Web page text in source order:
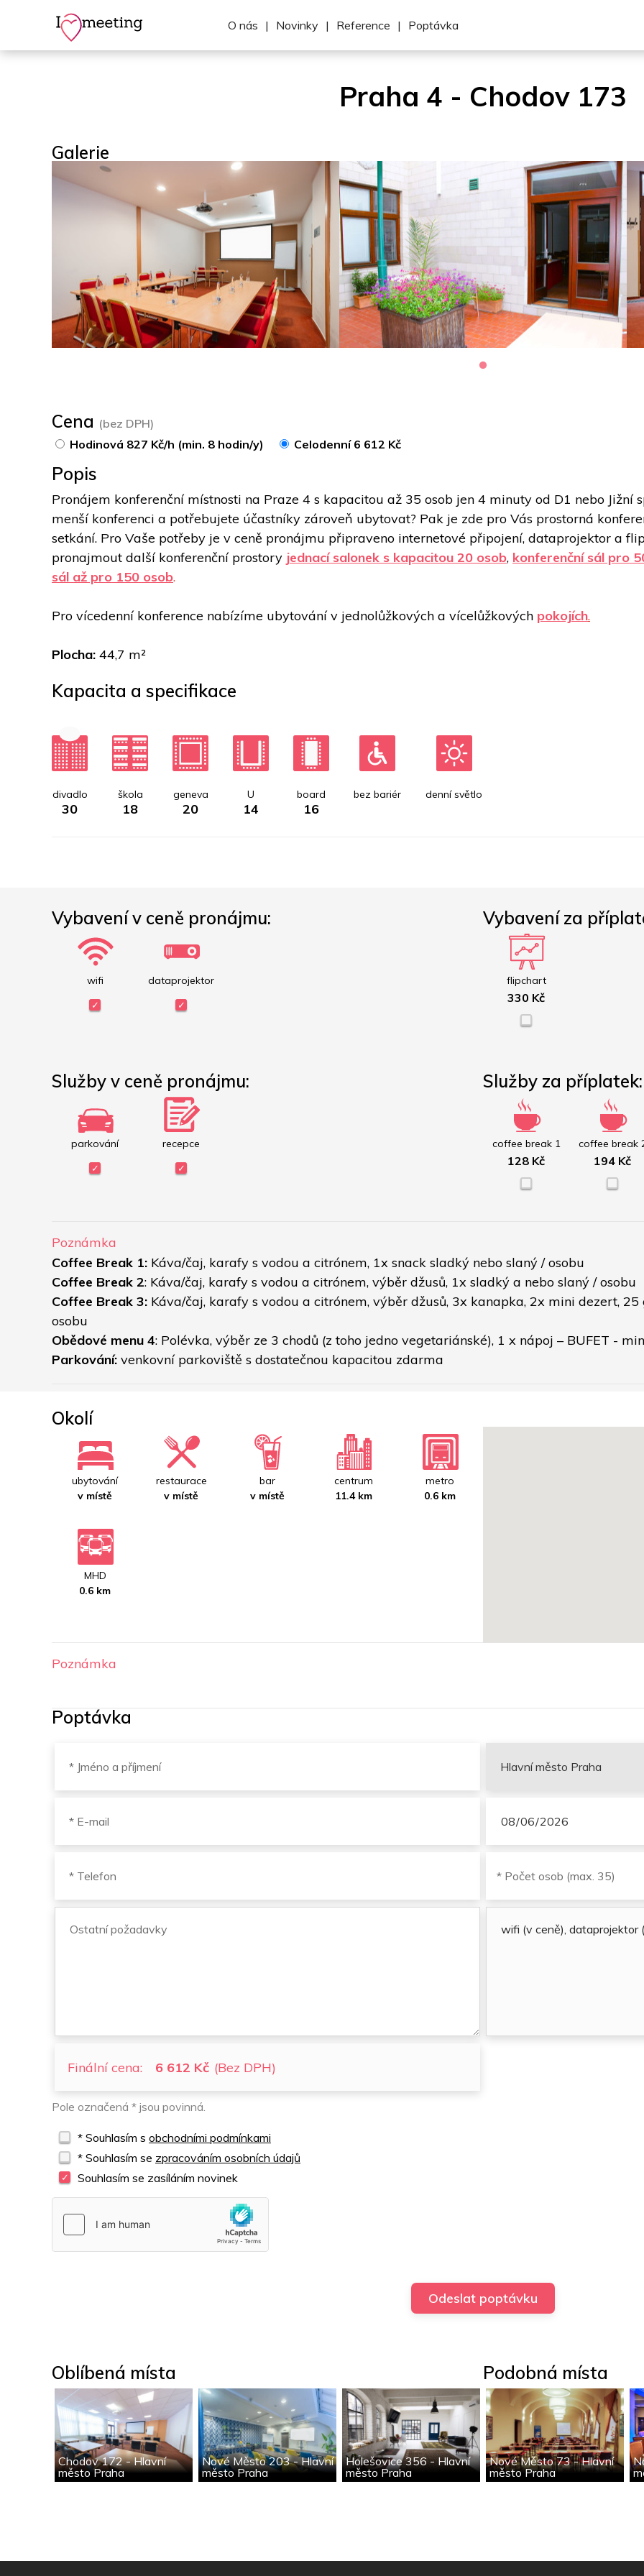
O nás | Novinky | Reference | Poptávka
Praha 4 - Chodov 173
Galerie
Cena (bez DPH)
Hodinová 827 Kč/h (min. 8 hodin/y)
Celodenní 6 612 Kč
Popis
Pronájem konferenční místnosti na Praze 4 s kapacitou až 35 osob jen 4 minuty od D1 nebo Jižní
menší konferenci a potřebujete účastníky zároveň ubytovat? Pak je zde pro Vás prostorná
setkání. Pro Vaše potřeby je v ceně pronájmu připraveno internetové připojení, dataprojektor a
pronajmout další konferenční prostory jednací salonek s kapacitou 20 osob, konferenční sál pro
sál až pro 150 osob.
Pro vícedenní konference nabízíme ubytování v jednolůžkových a vícelůžkových pokojích.
Plocha: 44,7 m²
Kapacita a specifikace
divadlo
30
škola
18
geneva
20
U
14
board
16
bez bariér denní světlo
Vybavení v ceně pronájmu:
wifi dataprojektor
Vybavení za
flipchart
330 Kč
Služby v ceně pronájmu:
parkování recepce
Služby za příplatek:
coffee break 1
128 Kč
coffee break
194 Kč
Poznámka
Coffee Break 1: Káva/čaj, karafy s vodou a citrónem, 1x snack sladký nebo slaný / osobu
Coffee Break 2: Káva/čaj, karafy s vodou a citrónem, výběr džusů, 1x sladký a nebo slaný / osobu
Coffee Break 3: Káva/čaj, karafy s vodou a citrónem, výběr džusů, 3x kanapka, 2x mini dezert,
osobu
Obědové menu 4: Polévka, výběr ze 3 chodů (z toho jedno vegetariánské), 1 x nápoj – BUFET -
Parkování: venkovní parkoviště s dostatečnou kapacitou zdarma
Okolí
ubytování
v místě
restaurace
v místě
bar
v místě
centrum
11.4 km
metro
0.6 km
MHD
0.6 km
Poznámka
Poptávka
Finální cena: 6 612 Kč (Bez DPH)
Pole označená * jsou povinná.
* Souhlasím s obchodními podmínkami
* Souhlasím se zpracováním osobních údajů
Souhlasím se zasíláním novinek
Oblíbená místa
Chodov 172 - Hlavní
město Praha
Nové Město 203 - Hlavní
město Praha
Holešovice 356 - Hlavní
město Praha
Podobná místa
Nové Město 73 - Hlavní
město Praha